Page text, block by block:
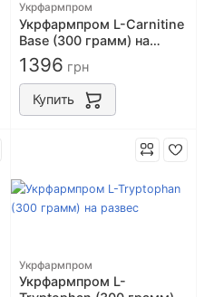
Укрфармпром
Укрфармпром L-Carnitine
Base (300 грамм) на
развес
1396 грн
Купить
Укрфармпром
Укрфармпром L-